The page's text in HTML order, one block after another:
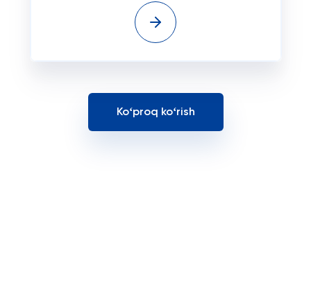
Koʻproq koʻrish